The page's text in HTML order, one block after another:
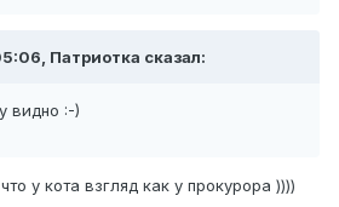
Патриотка сказал:
видно :-)
у кота взгляд как у прокурора ))))